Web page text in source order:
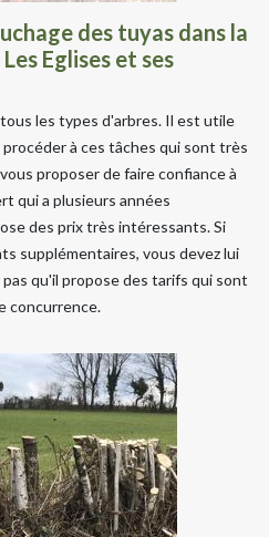
des tuyas dans la
Eglises et ses
les types d'arbres. Il est utile
à ces tâches qui sont très
proposer de faire confiance à
qui a plusieurs années
des prix très intéressants. Si
supplémentaires, vous devez lui
qu'il propose des tarifs qui sont
concurrence.